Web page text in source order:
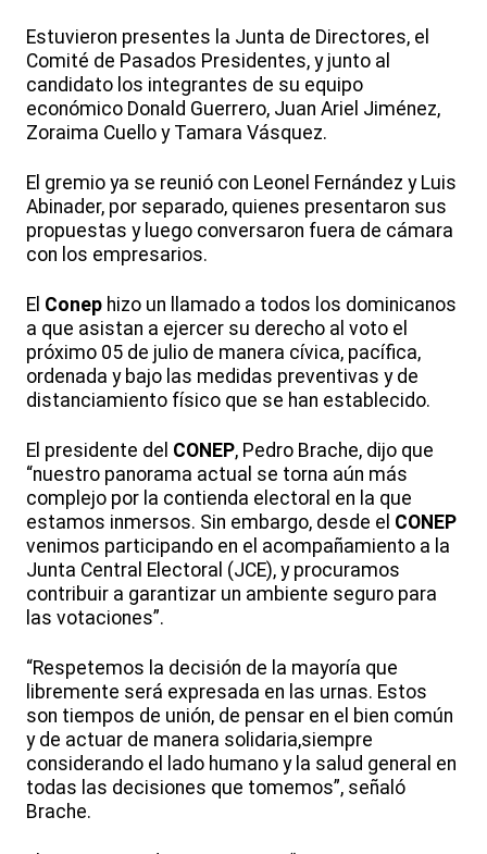
Estuvieron presentes la Junta de Directores, el
Comité de Pasados Presidentes, y junto al
candidato los integrantes de su equipo
económico Donald Guerrero, Juan Ariel Jiménez,
Zoraima Cuello y Tamara Vásquez.
El gremio ya se reunió con Leonel Fernández y Luis
Abinader, por separado, quienes presentaron sus
propuestas y luego conversaron fuera de cámara
con los empresarios.
El Conep hizo un llamado a todos los dominicanos
a que asistan a ejercer su derecho al voto el
próximo 05 de julio de manera cívica, pacífica,
ordenada y bajo las medidas preventivas y de
distanciamiento físico que se han establecido.
El presidente del CONEP, Pedro Brache, dijo que
“nuestro panorama actual se torna aún más
complejo por la contienda electoral en la que
estamos inmersos. Sin embargo, desde el CONEP
venimos participando en el acompañamiento a la
Junta Central Electoral (JCE), y procuramos
contribuir a garantizar un ambiente seguro para
las votaciones”.
“Respetemos la decisión de la mayoría que
libremente será expresada en las urnas. Estos
son tiempos de unión, de pensar en el bien común
y de actuar de manera solidaria,siempre
considerando el lado humano y la salud general en
todas las decisiones que tomemos”, señaló
Brache.